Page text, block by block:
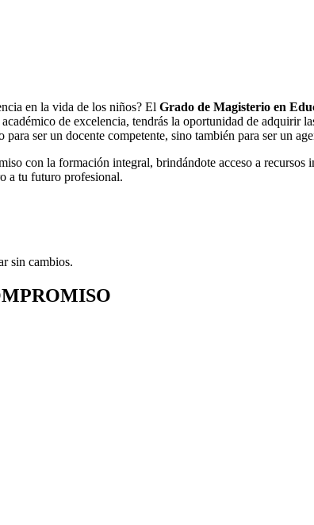
en la vida de los niños? El Grado de Magisterio en
de excelencia, tendrás la oportunidad de adquirir
ser un docente competente, sino también para ser un
con la formación integral, brindándote acceso a
a tu futuro profesional.
sin cambios.